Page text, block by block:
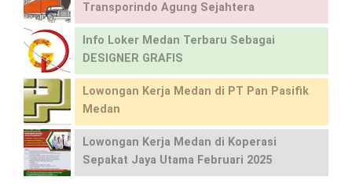
Transporindo Agung Sejahtera
Info Loker Medan Terbaru Sebagai
DESIGNER GRAFIS
Lowongan Kerja Medan di PT Pan Pasifik
Medan
Lowongan Kerja Medan di Koperasi
Sepakat Jaya Utama Februari 2025